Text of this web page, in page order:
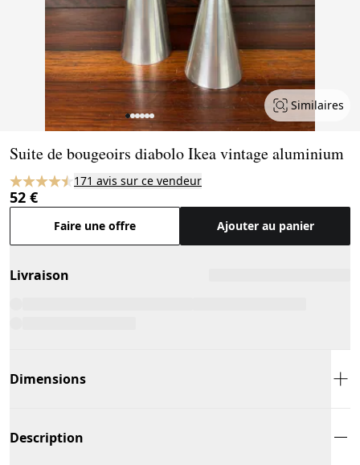
Similaires
Suite de bougeoirs diabolo Ikea vintage aluminium
171 avis sur ce vendeur
52 €
Faire une offre Ajouter au panier
Livraison
Dimensions
Description